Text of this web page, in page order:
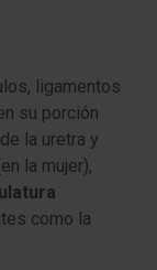
ligamentos
su porción
la uretra y
la mujer),
como la